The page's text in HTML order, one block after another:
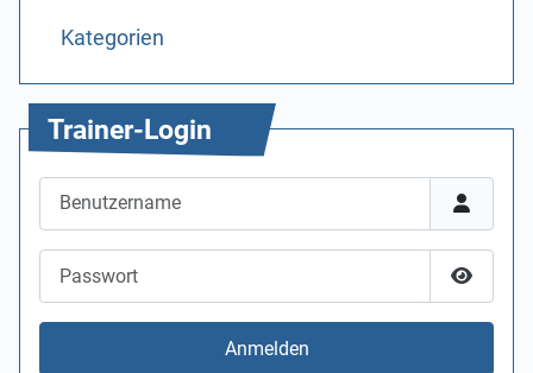
Kategorien
Trainer-Login
Anmelden